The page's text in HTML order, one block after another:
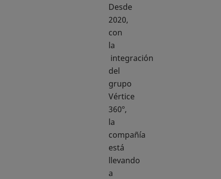
Desde
2020,
con
la
integración
del
grupo
Vértice
360º,
la
compañía
está
llevando
a